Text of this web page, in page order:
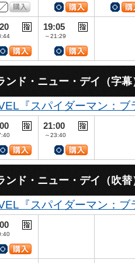
19:05
～21:29
ンド・ニュー・デイ（字幕
『スパイダーマン：
21:00
～23:40
ンド・ニュー・デイ（吹替
『スパイダーマン：